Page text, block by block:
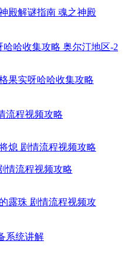
哈哈收集攻略 奥尔汀地区-2
流程视频攻略
情流程视频攻略
系统讲解